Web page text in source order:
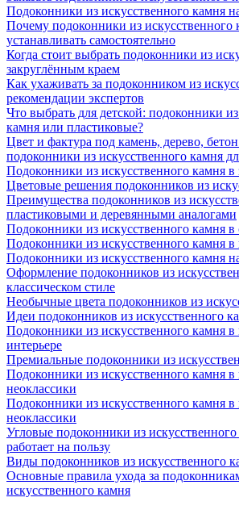
Подоконники из искусственного камня
Почему подоконники из искусственного
устанавливать самостоятельно
Когда стоит выбрать подоконники из
закруглённым краем
Как ухаживать за подоконником из
рекомендации экспертов
Что выбрать для детской: подоконники
камня или пластиковые?
Цвет и фактура под камень, дерево,
подоконники из искусственного камня
Подоконники из искусственного камня
Цветовые решения подоконников из
Преимущества подоконников из
пластиковыми и деревянными аналогами
Подоконники из искусственного камня в
Подоконники из искусственного камня в
Подоконники из искусственного камня
Оформление подоконников из
классическом стиле
Необычные цвета подоконников из
Идеи подоконников из искусственного
Подоконники из искусственного камня
интерьере
Премиальные подоконники из
Подоконники из искусственного камня в
неоклассики
Подоконники из искусственного камня в
неоклассики
Угловые подоконники из
работает на пользу
Виды подоконников из искусственного
Основные правила ухода за
искусственного камня